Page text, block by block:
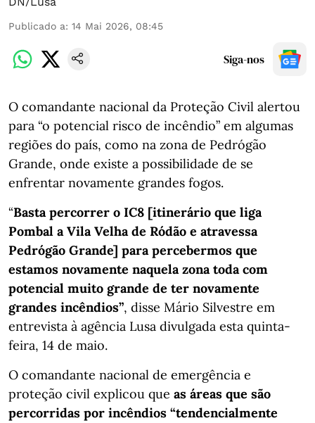
Publicado a: 14 Mai 2026, 08:45
Siga-nos
O comandante nacional da Proteção Civil alertou
para “o potencial risco de incêndio” em algumas
regiões do país, como na zona de Pedrógão
Grande, onde existe a possibilidade de se
enfrentar novamente grandes fogos.
“Basta percorrer o IC8 [itinerário que liga
Pombal a Vila Velha de Ródão e atravessa
Pedrógão Grande] para percebermos que
estamos novamente naquela zona toda com
potencial muito grande de ter novamente
grandes incêndios”, disse Mário Silvestre em
entrevista à agência Lusa divulgada esta quinta-
feira, 14 de maio.
O comandante nacional de emergência e
proteção civil explicou que as áreas que são
percorridas por incêndios “tendencialmente